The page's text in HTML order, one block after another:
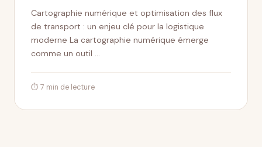
Cartographie numérique et optimisation des flux
de transport : un enjeu clé pour la logistique
moderne La cartographie numérique émerge
comme un outil …
⏱ 7 min de lecture